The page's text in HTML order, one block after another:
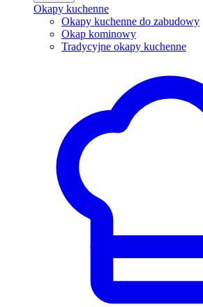
Okapy kuchenne
Okapy kuchenne do zabudowy
Okap kominowy
Tradycyjne okapy kuchenne